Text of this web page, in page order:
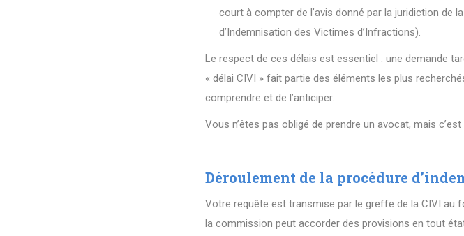
court à compter de l’avis donné par la juridiction de
d’Indemnisation des Victimes d’Infractions).
Le respect de ces délais est essentiel : une demande
« délai CIVI » fait partie des éléments les plus
comprendre et de l’anticiper.
Vous n’êtes pas obligé de prendre un avocat, mais
Déroulement de la procédure
Votre requête est transmise par le greffe de la CIVI au
la commission peut accorder des provisions en tout